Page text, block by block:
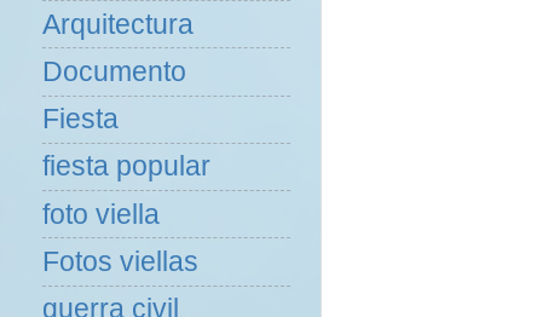
Arquitectura
Documento
Fiesta
fiesta popular
foto viella
Fotos viellas
guerra civil